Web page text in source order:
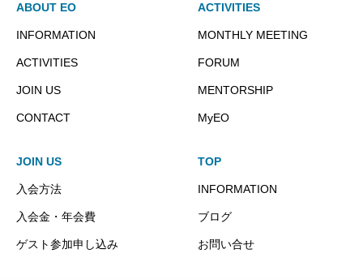
ABOUT EO
INFORMATION
ACTIVITIES
JOIN US
CONTACT
ACTIVITIES
MONTHLY MEETING
FORUM
MENTORSHIP
MyEO
JOIN US
入会方法
入会金・年会費
ゲスト参加申し込み
TOP
INFORMATION
ブログ
お問い合せ